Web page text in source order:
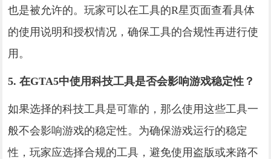
也是被允许的。玩家可以在工具的R星页面查看具体
的使用说明和授权情况，确保工具的合规性再进行使
用。
5. 在GTA5中使用科技工具是否会影响游戏稳定性？
如果选择的科技工具是可靠的，那么使用这些工具一
般不会影响游戏的稳定性。为确保游戏运行的稳定
性，玩家应选择合规的工具，避免使用盗版或来路不